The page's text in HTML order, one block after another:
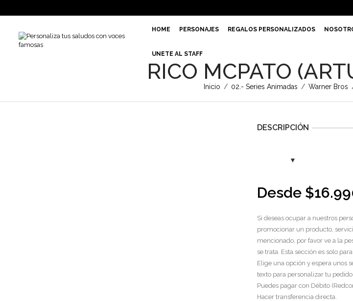
HOME PERSONAJES REGALOS PERSONALIZADOS
UNETE AL STAFF
RICO MCPATO
Inicio / 02.- Series Animadas / Warner Bros
DESCRIPCIÓN
Desde $
Si deseas ocupar a nuestros
promocionar un producto,
mencionado, por favor ve a la
se trata. Esta sección es solo
Elige una opción y espera unos
texto para personalizar tu pedido.
Puedes pagar con Débito
Hacer transferencia directa.